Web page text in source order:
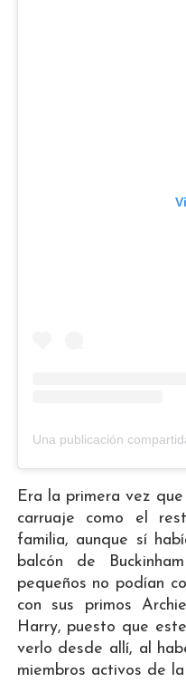
Era la primera vez
carruaje como el
familia, aunque sí
balcón de
pequeños no podían
con sus primos
Harry, puesto que
verlo desde allí, al
miembros activos de